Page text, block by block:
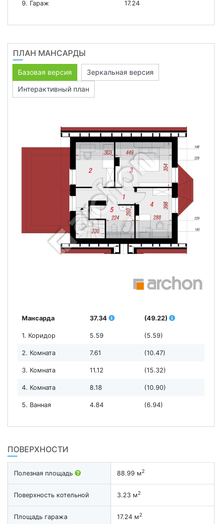
9. Гараж 17.24
ПЛАН МАНСАРДЫ
Базовая версия
Зеркальная версия
Интерактивный план
Мансарда 37.34 (49.22)
1. Коридор 5.59 (5.59)
2. Комната 7.61 (10.47)
3. Комната 11.12 (15.32)
4. Комната 8.18 (10.90)
5. Ванная 4.84 (6.94)
ПОВЕРХНОСТИ
Полезная площадь 88.99 м2
Поверхность котельной 3.23 м2
Площадь гаража 17.24 м2